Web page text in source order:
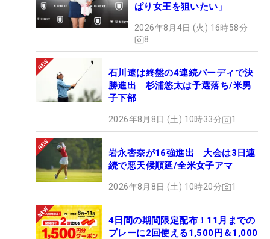
ぱり女王を狙いたい」
2026年8月4日 (火) 16時58分
8
石川遼は終盤の4連続バーディで決
勝進出 杉浦悠太は予選落ち/米男
子下部
2026年8月8日 (土) 10時33分 1
岩永杏奈が16強進出 大会は3日連
続で悪天候順延/全米女子アマ
2026年8月8日 (土) 10時20分 1
4日間の期間限定配布！11月までの
プレーに2回使える1,500円＆1,000